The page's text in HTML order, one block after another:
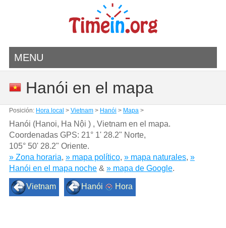
MENU
Hanói en el mapa
Posición: Hora local > Vietnam> Hanói > Mapa>
Hanói (Hanoi, Ha Nội ) , Vietnam en el mapa.
Coordenadas GPS: 21° 1' 28.2" Norte,
105° 50' 28.2" Oriente.
» Zona horaria, » mapa político, » mapa naturales, »
Hanói en el mapa noche& » mapa de Google.
Vietnam Hanói Hora